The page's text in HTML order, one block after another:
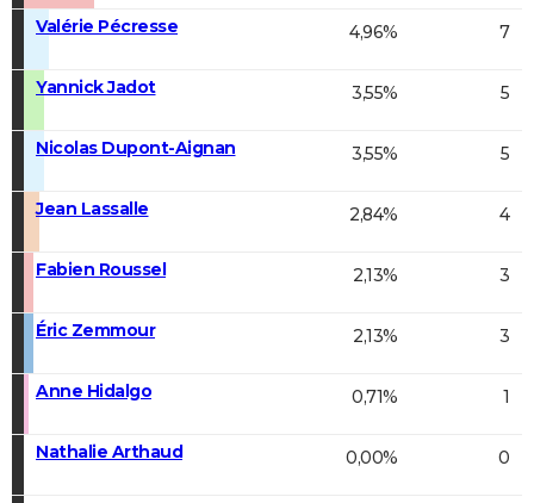
Valérie Pécresse 4,96% 7
Yannick Jadot 3,55% 5
Nicolas Dupont-Aignan 3,55% 5
Jean Lassalle 2,84% 4
Fabien Roussel 2,13% 3
Éric Zemmour 2,13% 3
Anne Hidalgo 0,71% 1
Nathalie Arthaud 0,00% 0